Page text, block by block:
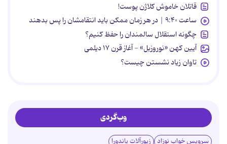
قاتلان خاموش کلاژن پوست!
ساعت ۹:۴۰ | در هر زمان ممکن باید انتقامشان را پس بدهند
چگونه استقلال سالمندان را حفظ کنیم؟
آیین کهن «نوروزبل» - آغاز قرن ۱۷ دیلمی
تاوان زیاد نشستن چیست؟
وب‌گردی
سرویس خواب نوزاد زیورآلات پاندورا